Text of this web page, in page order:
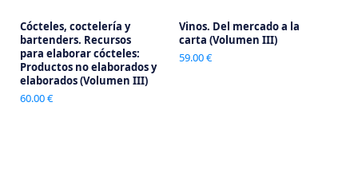
Cócteles, coctelería y
bartenders. Recursos
para elaborar cócteles:
Productos no elaborados y
elaborados (Volumen III)
60.00 €
Vinos. Del mercado a la
carta (Volumen III)
59.00 €